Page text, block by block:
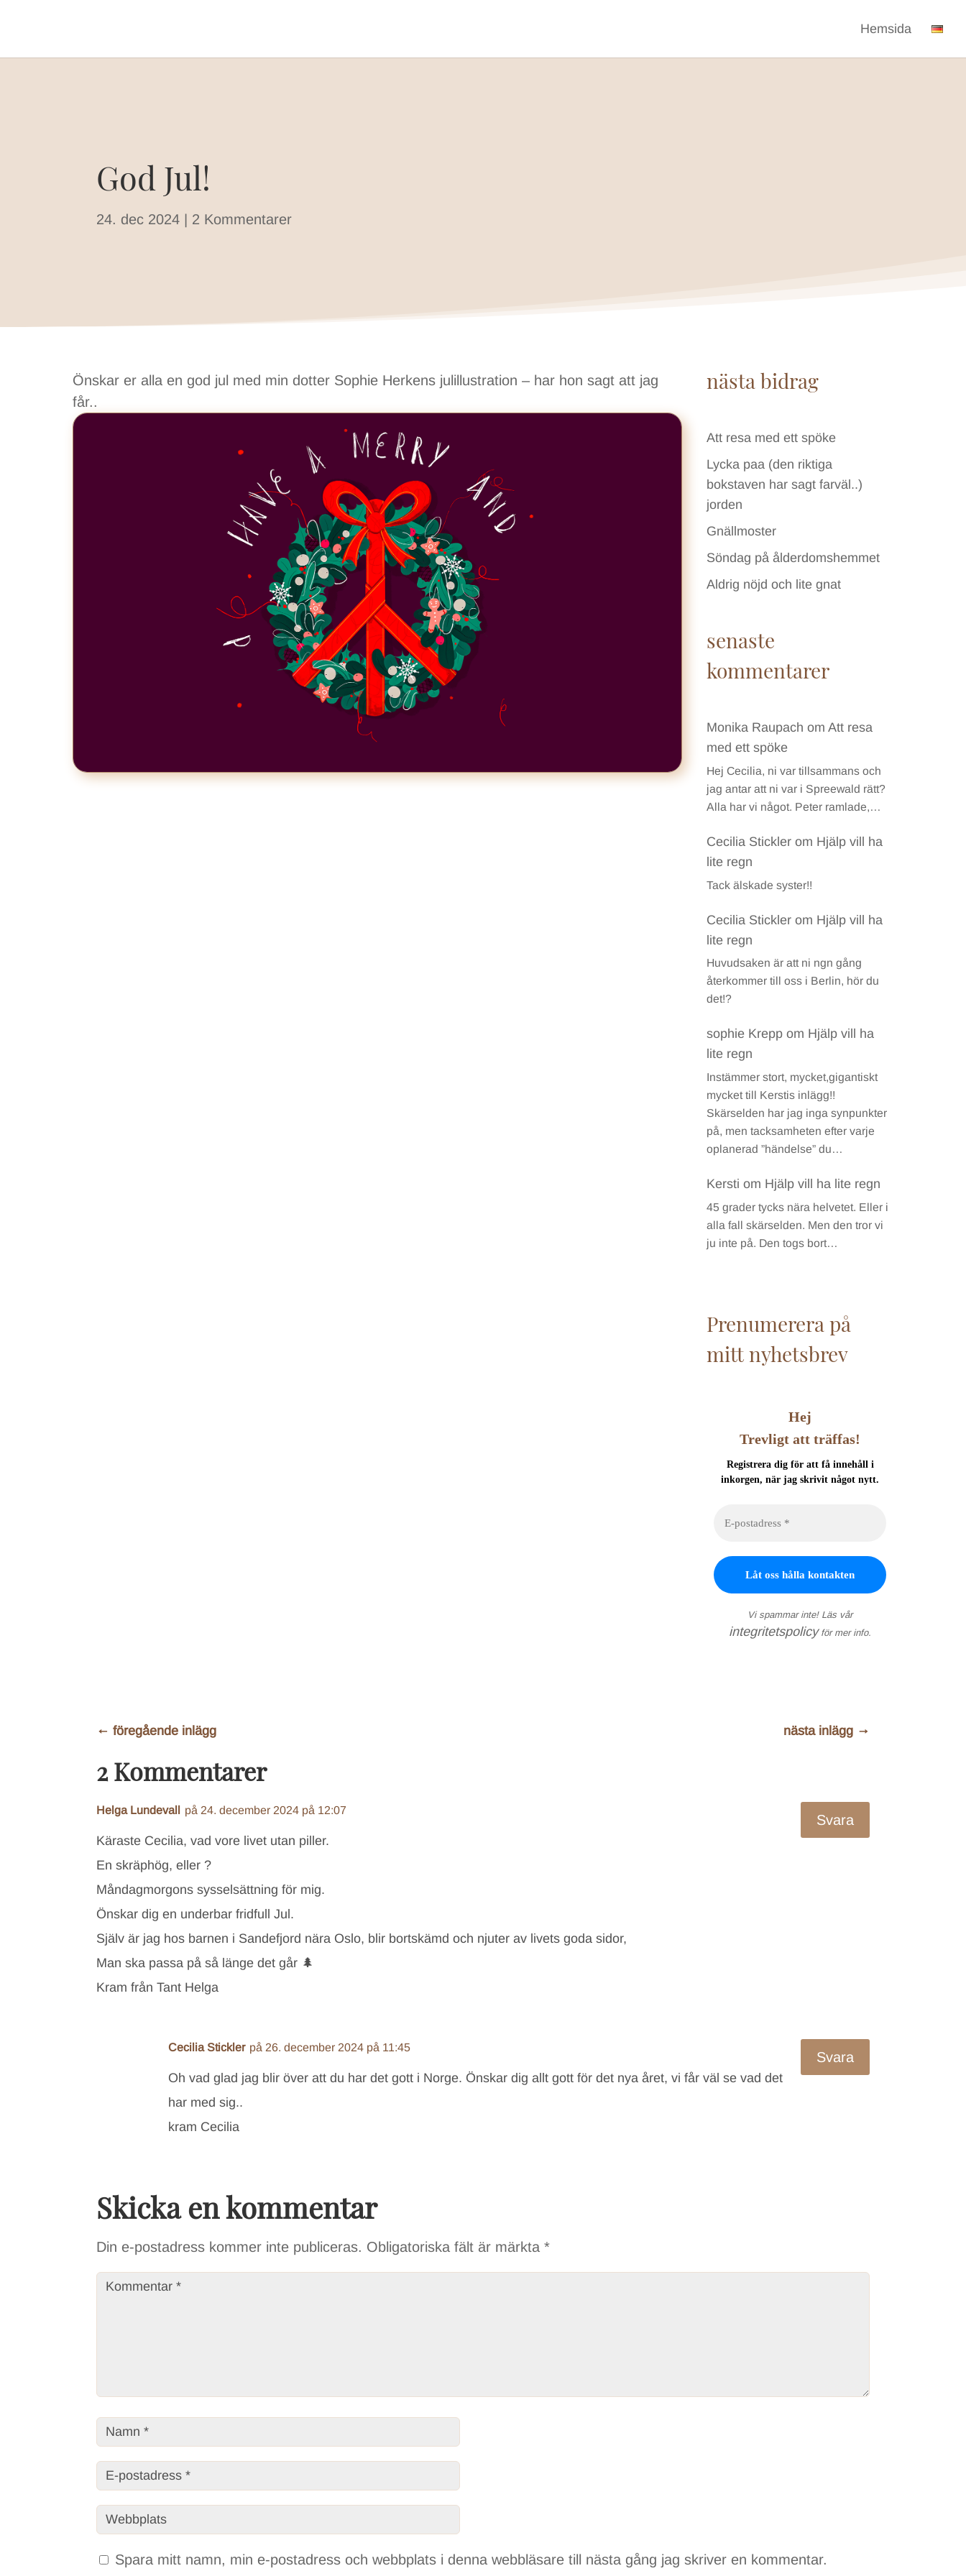
Hemsida
God Jul!
24. dec 2024 | 2 Kommentarer
Önskar er alla en god jul med min dotter Sophie Herkens julillustration – har hon sagt att jag
får..
nästa bidrag
Att resa med ett spöke
Lycka paa (den riktiga
bokstaven har sagt farväl..)
jorden
Gnällmoster
Söndag på ålderdomshemmet
Aldrig nöjd och lite gnat
senaste
kommentarer
Monika Raupach omAtt resa
med ett spöke
Hej Cecilia, ni var tillsammans och
jag antar att ni var i Spreewald rätt?
Alla har vi något. Peter ramlade,…
Cecilia Stickler om Hjälp vill ha
lite regn
Tack älskade syster!!
Cecilia Stickler om Hjälp vill ha
lite regn
Huvudsaken är att ni ngn gång
återkommer till oss i Berlin, hör du
det!?
sophie Krepp om Hjälp vill ha
lite regn
Instämmer stort, mycket,gigantiskt
mycket till Kerstis inlägg!!
Skärselden har jag inga synpunkter
på, men tacksamheten efter varje
oplanerad ”händelse” du…
Kersti om Hjälp vill ha lite regn
45 grader tycks nära helvetet. Eller i
alla fall skärselden. Men den tror vi
ju inte på. Den togs bort…
Prenumerera på
mitt nyhetsbrev
Hej
Trevligt att träffas!
Registrera dig för att få innehåll i
inkorgen, när jag skrivit något nytt.
Vi spammar inte! Läs vår
integritetspolicyför mer info.
←föregående inlägg nästa inlägg→
2 Kommentarer
Helga Lundevall på 24. december 2024 på 12:07
Käraste Cecilia, vad vore livet utan piller.
En skräphög, eller ?
Måndagmorgons sysselsättning för mig.
Önskar dig en underbar fridfull Jul.
Själv är jag hos barnen i Sandefjord nära Oslo, blir bortskämd och njuter av livets goda sidor,
Man ska passa på så länge det går 🌲
Kram från Tant Helga
Svara
Cecilia Stickler på 26. december 2024 på 11:45
Oh vad glad jag blir över att du har det gott i Norge. Önskar dig allt gott för det nya året, vi får väl se vad det
har med sig..
kram Cecilia
Svara
Skicka en kommentar
Din e-postadress kommer inte publiceras. Obligatoriska fält är märkta*
Spara mitt namn, min e-postadress och webbplats i denna webbläsare till nästa gång jag skriver en kommentar.